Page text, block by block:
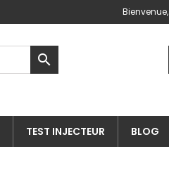
Bienvenue,

TEST INJECTEUR BLOG